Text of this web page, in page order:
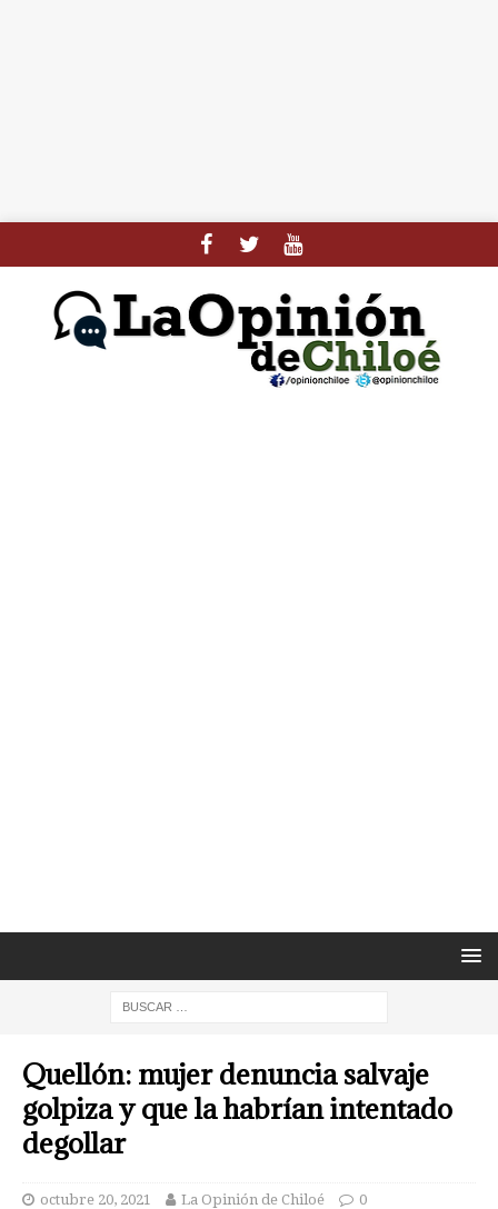
Quellón: mujer denuncia salvaje
golpiza y que la habrían intentado
degollar
octubre 20, 2021 La Opinión de Chiloé 0